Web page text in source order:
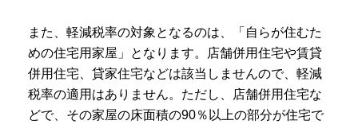
また、軽減税率の対象となるのは、「自らが住むた
めの住宅用家屋」となります。店舗併用住宅や賃貸
併用住宅、貸家住宅などは該当しませんので、軽減
税率の適用はありません。ただし、店舗併用住宅な
どで、その家屋の床面積の90％以上の部分が住宅で